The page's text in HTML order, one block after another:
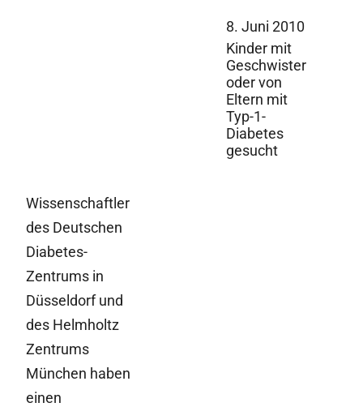
8. Juni 2010
Kinder mit
Geschwister
oder von
Eltern mit
Typ-1-
Diabetes
gesucht
Wissenschaftler
des Deutschen
Diabetes-
Zentrums in
Düsseldorf und
des Helmholtz
Zentrums
München haben
einen